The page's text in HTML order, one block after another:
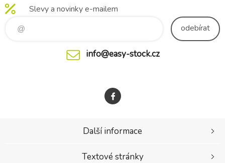
Slevy a novinky e-mailem
odebírat
info@easy-stock.cz
Další informace
Textové stránky